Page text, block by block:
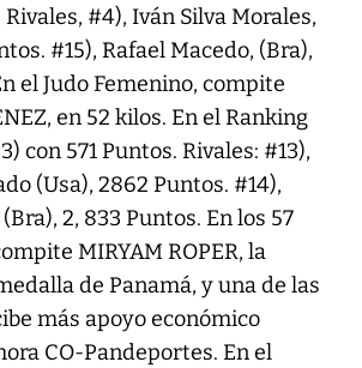
#4), Iván Silva Morales,
#15), Rafael Macedo, (Bra),
el Judo Femenino, compite
en 52 kilos. En el Ranking
con 571 Puntos. Rivales: #13),
(Usa), 2862 Puntos. #14),
2, 833 Puntos. En los 57
MIRYAM ROPER, la
de Panamá, y una de las
más apoyo económico
CO-Pandeportes. En el